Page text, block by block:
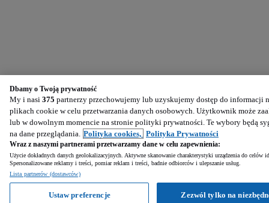
Dbamy o Twoją prywatność
My i nasi 375 partnerzy przechowujemy lub uzyskujemy dostęp do
plikach cookie w celu przetwarzania danych osobowych. Użytkownik może
lub w dowolnym momencie na stronie polityki prywatności. Te wybory będą
na dane przeglądania. Polityka cookies, Polityka Prywatności
Wraz z naszymi partnerami przetwarzamy dane w celu zapewnienia:
Użycie dokładnych danych geolokalizacyjnych. Aktywne skanowanie charakterystyki urządzenia do
Spersonalizowane reklamy i treści, pomiar reklam i treści, badnie odbiorców i ulepszanie usług.
Lista partnerów (dostawców)
Zezwól tylko na
Ustaw preferencje